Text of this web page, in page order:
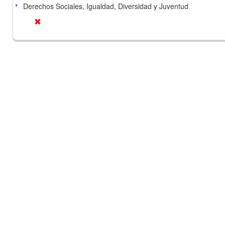
Derechos Sociales, Igualdad, Diversidad y Juventud